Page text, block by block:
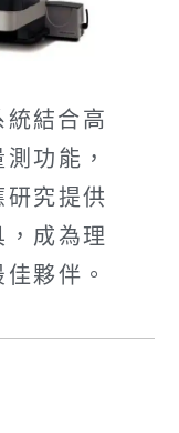
結合高
功能，
研究提供
成為理
夥伴。